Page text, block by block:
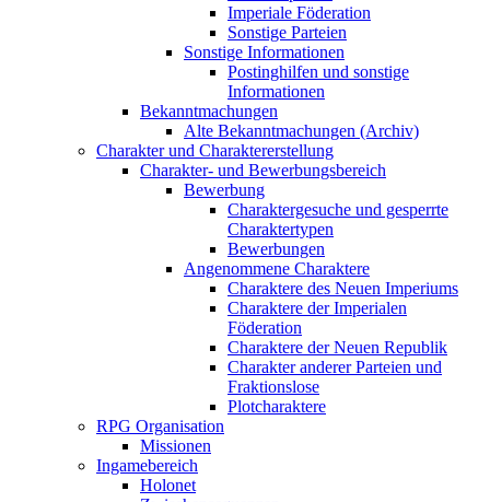
Imperiale Föderation
Sonstige Parteien
Sonstige Informationen
Postinghilfen und sonstige
Informationen
Bekanntmachungen
Alte Bekanntmachungen (Archiv)
Charakter und Charaktererstellung
Charakter- und Bewerbungsbereich
Bewerbung
Charaktergesuche und gesperrte
Charaktertypen
Bewerbungen
Angenommene Charaktere
Charaktere des Neuen Imperiums
Charaktere der Imperialen
Föderation
Charaktere der Neuen Republik
Charakter anderer Parteien und
Fraktionslose
Plotcharaktere
RPG Organisation
Missionen
Ingamebereich
Holonet